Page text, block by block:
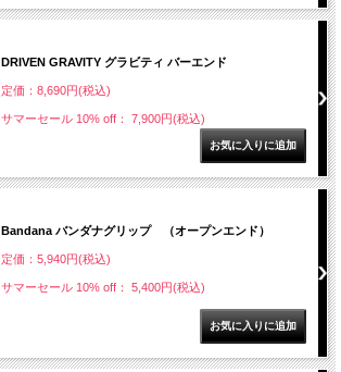
DRIVEN GRAVITY グラビティ バーエンド
定価：8,690円(税込)
サマーセール 10% off： 7,900円(税込)
Bandana バンダナグリップ （オープンエンド）
定価：5,940円(税込)
サマーセール 10% off： 5,400円(税込)